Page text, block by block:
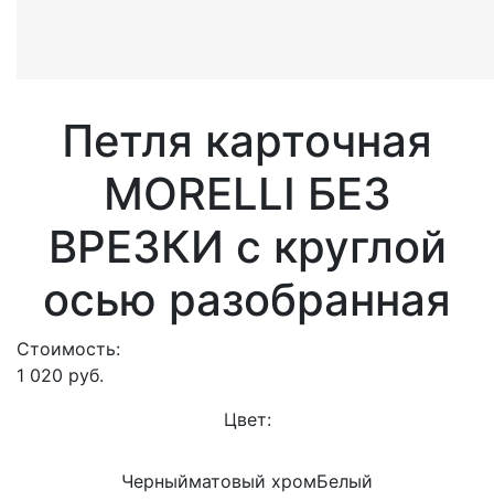
Петля карточная
MORELLI БЕЗ
ВРЕЗКИ с круглой
осью разобранная
Стоимость:
1 020 руб.
Цвет:
Черныйматовый хромБелый